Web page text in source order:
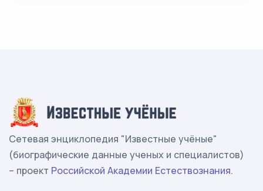
Сетевая энциклопедия "Известные учёные"
(биографические данные ученых и специалистов)
– проект Российской Академии Естествознания.